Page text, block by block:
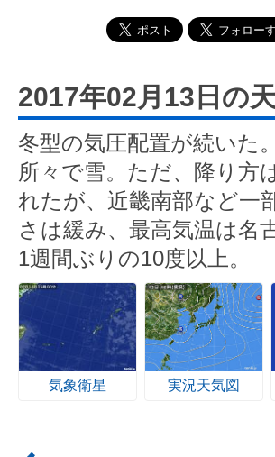
2017年02月13日の
冬型の気圧配置が続いた
所々で雪。ただ、降り方
れたが、近畿南部など一
さは緩み、最高気温は名
1週間ぶりの10度以上。
気象衛星 実況天気図